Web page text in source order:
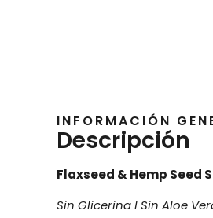
INFORMACIÓN
Descripción
Flaxseed & Hemp Seed
Sin Glicerina I Sin Aloe